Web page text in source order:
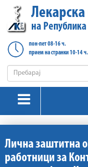
на
пон-пет 08-16 ч.
прием на странки 10-14 ч.
Лична заштитна
работници за